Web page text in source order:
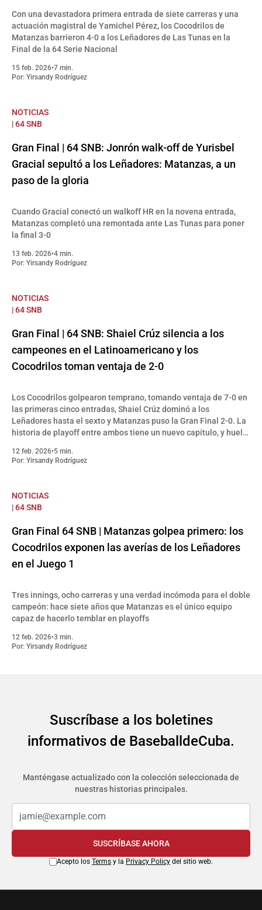
Con una devastadora primera entrada de siete carreras y una
actuación magistral de Yamichel Pérez, los Cocodrilos de
Matanzas barrieron 4-0 a los Leñadores de Las Tunas en la
Final de la 64 Serie Nacional
15 feb. 2026•7 min.
Por: Yirsandy Rodríguez
NOTICIAS
| 64 SNB
Gran Final | 64 SNB: Jonrón walk-off de Yurisbel
Gracial sepultó a los Leñadores: Matanzas, a un
paso de la gloria
Cuando Gracial conectó un walkoff HR en la novena entrada,
Matanzas completó una remontada ante Las Tunas para poner
la final 3-0
13 feb. 2026•4 min.
Por: Yirsandy Rodríguez
NOTICIAS
| 64 SNB
Gran Final | 64 SNB: Shaiel Crúz silencia a los
campeones en el Latinoamericano y los
Cocodrilos toman ventaja de 2-0
Los Cocodrilos golpearon temprano, tomando ventaja de 7-0 en
las primeras cinco entradas, Shaiel Crúz dominó a los
Leñadores hasta el sexto y Matanzas puso la Gran Final 2-0. La
historia de playoff entre ambos tiene un nuevo capítulo, y huele
12 feb. 2026•5 min.
Por: Yirsandy Rodríguez
NOTICIAS
| 64 SNB
Gran Final 64 SNB | Matanzas golpea primero: los
Cocodrilos exponen las averías de los Leñadores
en el Juego 1
Tres innings, ocho carreras y una verdad incómoda para el doble
campeón: hace siete años que Matanzas es el único equipo
capaz de hacerlo temblar en playoffs
12 feb. 2026•3 min.
Por: Yirsandy Rodríguez
Suscríbase a los boletines
informativos de BaseballdeCuba.
Manténgase actualizado con la colección seleccionada de
nuestras historias principales.
SUSCRÍBASE AHORA
Acepto los Terms y la Privacy Policy del sitio web.